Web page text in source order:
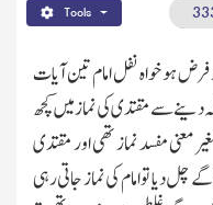
Tools
فرض ہو خواہ نفل امام تین آیات
دینے سے مقتدی کی نماز میں کچھ
معنی مفسد نماز تھی اور مقتدی
چل دیا تو امام کی نماز جاتی رہی